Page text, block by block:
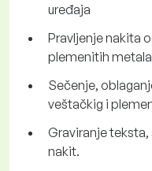
uređaja
Pravljenje nakita
plemenitih
Sečenje,
veštačkig i
Graviranje
nakit.